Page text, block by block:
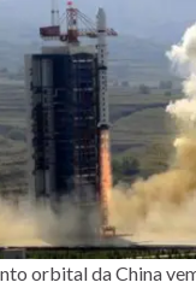
orbital da China